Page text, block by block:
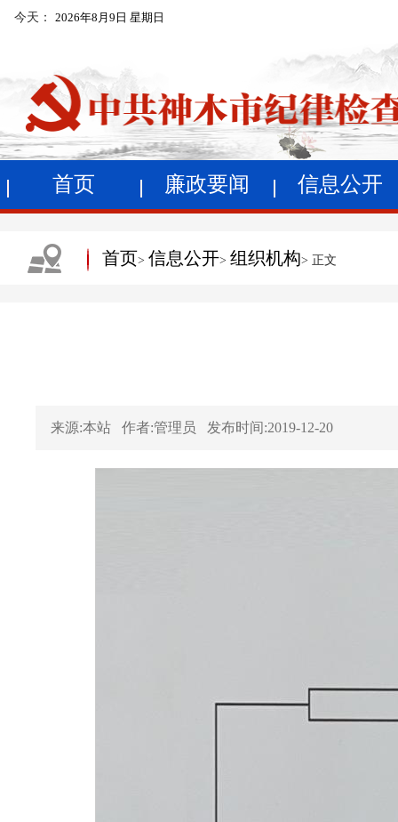
今天： 2026年8月9日 星期日
首页 廉政要闻 信息公开
首页> 信息公开> 组织机构> 正文
来源:本站 作者:管理员 发布时间:2019-12-20